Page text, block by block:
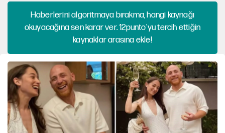
Haberlerini algoritmaya bırakma, hangi kaynağı
okuyacağına sen karar ver. 12punto'yu tercih ettiğin
kaynaklar arasına ekle!